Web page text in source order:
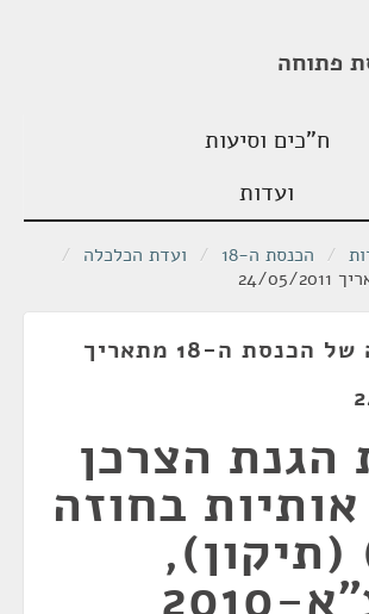
פתוחה
ח"כים וסיעות
ועדות
/ הכנסת ה-18 / ועדת הכלכלה /
2011
ישיבת ועדה של הכנסת ה-18 מתאריך
הגנת הצרכן
בחוזה
(תיקון),